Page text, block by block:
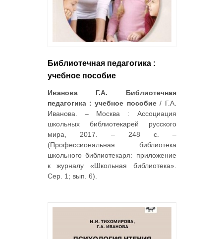
Библиотечная педагогика :
учебное пособие
Иванова Г.А. Библиотечная
педагогика : учебное пособие/ Г.А.
Иванова. – Москва : Ассоциация
школьных библиотекарей русского
мира, 2017. – 248 с. –
(Профессиональная библиотека
школьного библиотекаря: приложение
к журналу «Школьная библиотека».
Сер. 1; вып. 6).